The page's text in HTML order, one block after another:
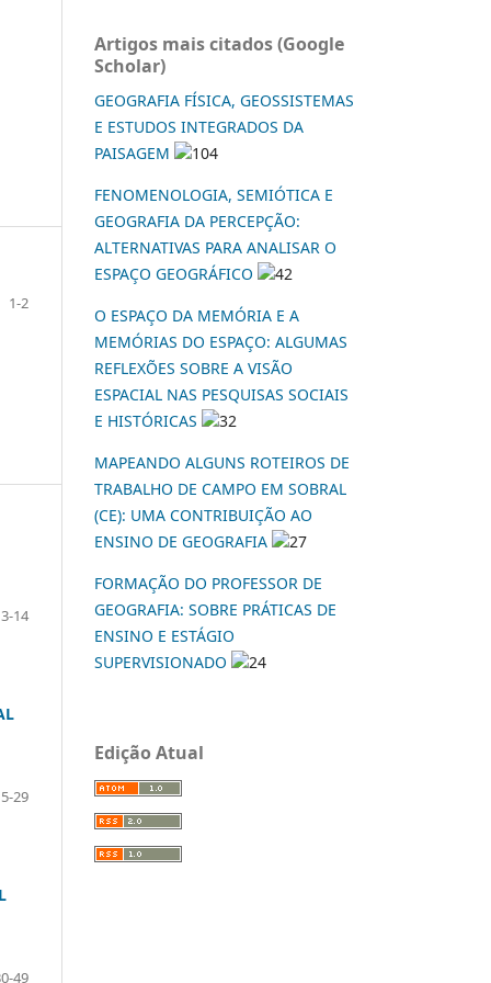
1-2
3-14
29
49
Artigos mais citados (Google
Scholar)
GEOGRAFIA FÍSICA, GEOSSISTEMAS
E ESTUDOS INTEGRADOS DA
PAISAGEM
104
FENOMENOLOGIA, SEMIÓTICA E
GEOGRAFIA DA PERCEPÇÃO:
ALTERNATIVAS PARA ANALISAR O
ESPAÇO GEOGRÁFICO
42
O ESPAÇO DA MEMÓRIA E A
MEMÓRIAS DO ESPAÇO: ALGUMAS
REFLEXÕES SOBRE A VISÃO
ESPACIAL NAS PESQUISAS SOCIAIS
E HISTÓRICAS
32
MAPEANDO ALGUNS ROTEIROS DE
TRABALHO DE CAMPO EM SOBRAL
(CE): UMA CONTRIBUIÇÃO AO
ENSINO DE GEOGRAFIA
27
FORMAÇÃO DO PROFESSOR DE
GEOGRAFIA: SOBRE PRÁTICAS DE
ENSINO E ESTÁGIO
SUPERVISIONADO
24
Edição Atual